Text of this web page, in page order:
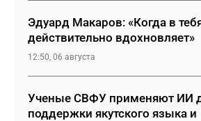
Эдуард Макаров: «Когда в
действительно вдохновляет»
12:50, 06 августа
Ученые СВФУ применяют ИИ
поддержки якутского языка и